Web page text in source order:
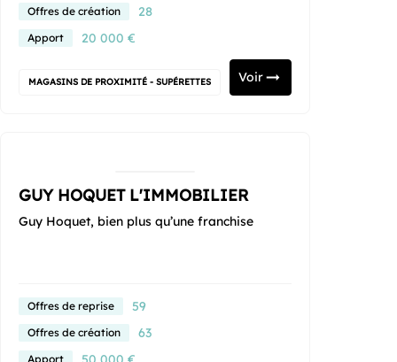
Offres de création 28
Apport 20 000 €
MAGASINS DE PROXIMITÉ - SUPÉRETTES Voir
GUY HOQUET L'IMMOBILIER
Guy Hoquet, bien plus qu’une franchise
Offres de reprise 59
Offres de création 63
Apport